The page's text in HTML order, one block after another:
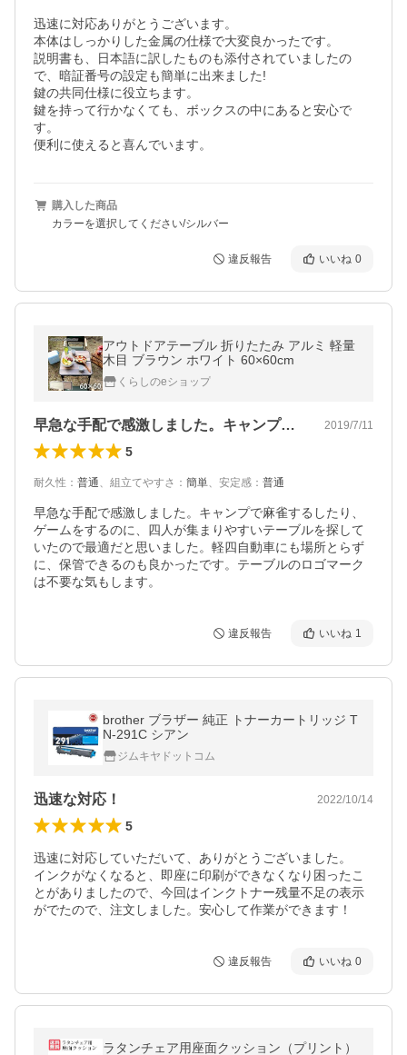
迅速に対応ありがとうございます。
本体はしっかりした金属の仕様で大変良かったです。
説明書も、日本語に訳したものも添付されていましたの
で、暗証番号の設定も簡単に出来ました!
鍵の共同仕様に役立ちます。
鍵を持って行かなくても、ボックスの中にあると安心で
す。
便利に使えると喜んでいます。
購入した商品
カラーを選択してください/シルバー
違反報告 いいね 0
アウトドアテーブル 折りたたみ アルミ 軽量
木目 ブラウン ホワイト 60×60cm
くらしのeショップ
早急な手配で感激しました。キャンプで麻… 2019/7/11
5
耐久性 ： 普通、 組立てやすさ ： 簡単、 安定感 ： 普通
早急な手配で感激しました。キャンプで麻雀するしたり、
ゲームをするのに、四人が集まりやすいテーブルを探して
いたので最適だと思いました。軽四自動車にも場所とらず
に、保管できるのも良かったです。テーブルのロゴマーク
は不要な気もします。
違反報告 いいね 1
brother ブラザー 純正 トナーカートリッジ T
N-291C シアン
ジムキヤドットコム
迅速な対応！ 2022/10/14
5
迅速に対応していただいて、ありがとうございました。
インクがなくなると、即座に印刷ができなくなり困ったこ
とがありましたので、今回はインクトナー残量不足の表示
がでたので、注文しました。安心して作業ができます！
違反報告 いいね 0
ラタンチェア用座面クッション（プリント）